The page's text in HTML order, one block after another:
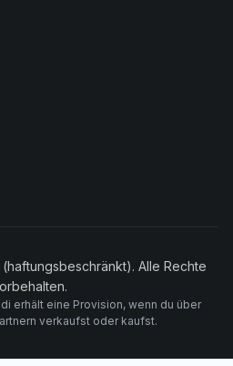
Alle Rechte
erhält eine Provision, wenn du über
verkaufst oder kaufst.